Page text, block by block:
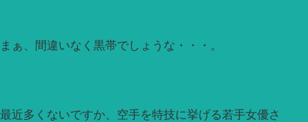
まぁ、間違いなく黒帯でしょうな・・・。
最近多くないですか、空手を特技に挙げる若手女優さ